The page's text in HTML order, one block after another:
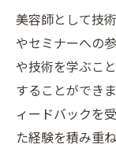
美容師として技
やセミナーへの
や技術を学ぶこ
することができ
ィードバックを
た経験を積み重